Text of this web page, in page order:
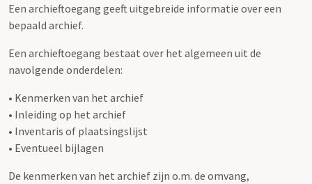
Een archieftoegang geeft uitgebreide informatie over een
bepaald archief.
Een archieftoegang bestaat over het algemeen uit de
navolgende onderdelen:
• Kenmerken van het archief
• Inleiding op het archief
• Inventaris of plaatsingslijst
• Eventueel bijlagen
De kenmerken van het archief zijn o.m. de omvang,